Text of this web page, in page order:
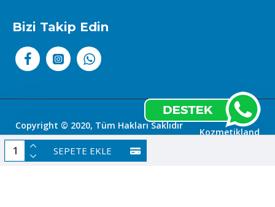
SEPETE EKLE
Bizi Takip Edin
Copyright © 2020, Tüm Hakları Saklıdır
|
Kozmetikland